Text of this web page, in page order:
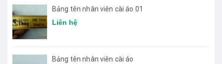
Bảng tên nhân viên cài áo 01
Liên hệ
Bảng tên nhân viên cài áo